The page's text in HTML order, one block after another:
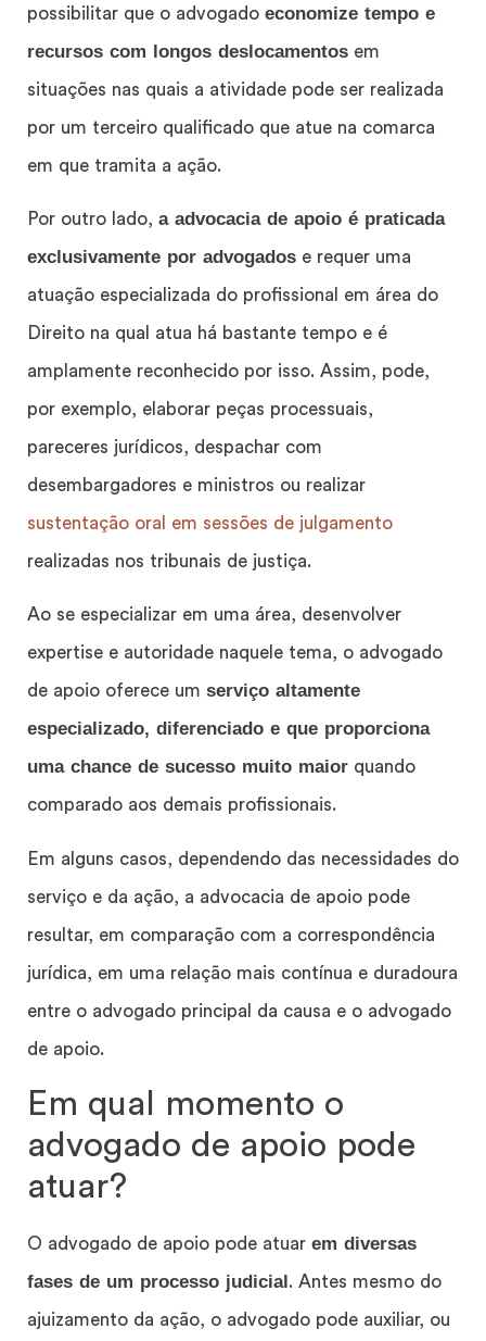
possibilitar que o advogado economize tempo e
recursos com longos deslocamentos em
situações nas quais a atividade pode ser realizada
por um terceiro qualificado que atue na comarca
em que tramita a ação.
Por outro lado, a advocacia de apoio é praticada
exclusivamente por advogados e requer uma
atuação especializada do profissional em área do
Direito na qual atua há bastante tempo e é
amplamente reconhecido por isso. Assim, pode,
por exemplo, elaborar peças processuais,
pareceres jurídicos, despachar com
desembargadores e ministros ou realizar
sustentação oral em sessões de julgamento
realizadas nos tribunais de justiça.
Ao se especializar em uma área, desenvolver
expertise e autoridade naquele tema, o advogado
de apoio oferece um serviço altamente
especializado, diferenciado e que proporciona
uma chance de sucesso muito maior quando
comparado aos demais profissionais.
Em alguns casos, dependendo das necessidades do
serviço e da ação, a advocacia de apoio pode
resultar, em comparação com a correspondência
jurídica, em uma relação mais contínua e duradoura
entre o advogado principal da causa e o advogado
de apoio.
Em qual momento o
advogado de apoio pode
atuar?
O advogado de apoio pode atuar em diversas
fases de um processo judicial. Antes mesmo do
ajuizamento da ação, o advogado pode auxiliar, ou